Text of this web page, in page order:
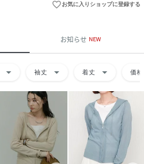
favorite_borderお気に入りショップに登録する
お知らせ NEW
arrow_drop_down 袖丈 arrow_drop_down 着丈 arrow_drop_down 価格